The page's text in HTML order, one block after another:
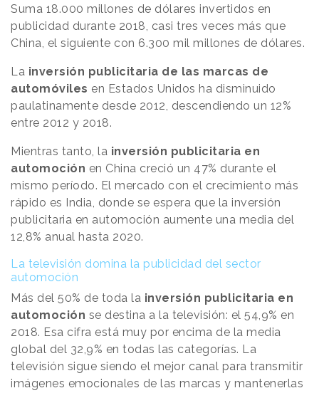
Suma 18.000 millones de dólares invertidos en
publicidad durante 2018, casi tres veces más que
China, el siguiente con 6.300 mil millones de dólares.
La inversión publicitaria de las marcas de
automóviles en Estados Unidos ha disminuido
paulatinamente desde 2012, descendiendo un 12%
entre 2012 y 2018.
Mientras tanto, la inversión publicitaria en
automoción en China creció un 47% durante el
mismo período. El mercado con el crecimiento más
rápido es India, donde se espera que la inversión
publicitaria en automoción aumente una media del
12,8% anual hasta 2020.
La televisión domina la publicidad del sector
automoción
Más del 50% de toda la inversión publicitaria en
automoción se destina a la televisión: el 54,9% en
2018. Esa cifra está muy por encima de la media
global del 32,9% en todas las categorías. La
televisión sigue siendo el mejor canal para transmitir
imágenes emocionales de las marcas y mantenerlas